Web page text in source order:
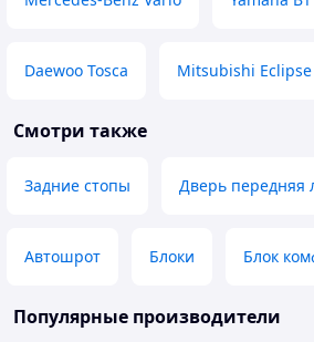
Daewoo Tosca Mitsubishi Eclipse
Смотри также
Задние стопы Дверь передняя
Автошрот Блоки Блок
Популярные производители